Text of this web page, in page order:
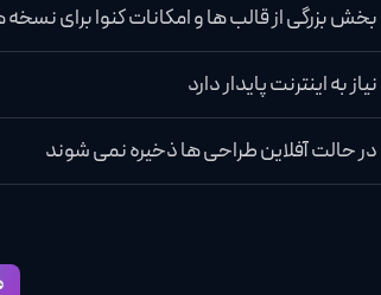
بخش بزرگی از قالب ها و امکانات کنوا برای
نیاز به اینترنت پایدار دارد
در حالت آفلاین طراحی ها ذخیره نمی شوند